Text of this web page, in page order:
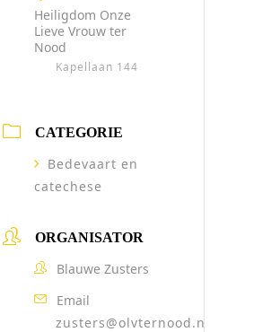
Heiligdom Onze
Lieve Vrouw ter
Nood
Kapellaan 144
CATEGORIE
Bedevaart en
catechese
ORGANISATOR
Blauwe Zusters
Email
zusters@olvternood.nl